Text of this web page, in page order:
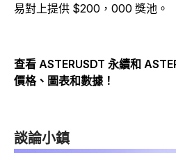
易對上提供 $200，000 獎池。
查看 ASTERUSDT 永續和
價格、圖表和數據！
談論小鎮